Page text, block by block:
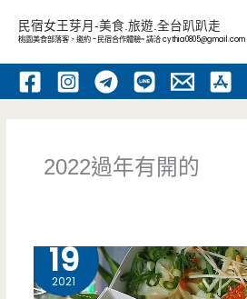
內
民宿女王芽月-美食.旅遊.全台趴趴走
桃園美食部落客，邀約 -民宿合作體驗~ 請洽cythia0805@gmail.com
2022過年有開的
19
2021